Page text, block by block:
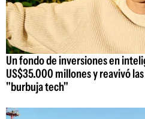
Un fondo de inversiones en
US$35.000 millones y reavivó
"burbuja tech"